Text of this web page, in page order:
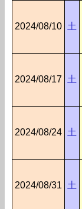
2024/08/10 土
2024/08/17 土
2024/08/24 土
2024/08/31 土